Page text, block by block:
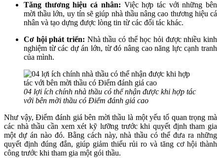
Tăng thương hiệu cá nhân: Việc hợp tác với những bên
mời thầu lớn, uy tín sẽ giúp nhà thầu nâng cao thương hiệu cá
nhân và tạo dựng được lòng tin từ các đối tác khác.
Cơ hội phát triển: Nhà thầu có thể học hỏi được nhiều kinh
nghiệm từ các dự án lớn, từ đó nâng cao năng lực cạnh tranh
của mình.
04 lợi ích chính nhà thầu có thể nhận được khi hợp tác
với bên mời thầu có Điểm đánh giá cao
Như vậy, Điểm đánh giá bên mời thầu là một yếu tố quan trọng mà
các nhà thầu cần xem xét kỹ lưỡng trước khi quyết định tham gia
một dự án nào đó. Bằng cách này, nhà thầu có thể đưa ra những
quyết định đúng đắn, giúp giảm thiểu rủi ro và tăng cơ hội thành
công trước khi tham gia một gói thầu.